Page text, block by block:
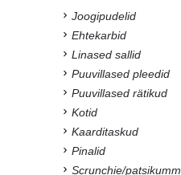
Joogipudelid
Ehtekarbid
Linased sallid
Puuvillased pleedid
Puuvillased rätikud
Kotid
Kaarditaskud
Pinalid
Scrunchie/patsikumm